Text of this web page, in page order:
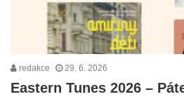
redakce 29. 6. 2026
Eastern Tunes 2026 –